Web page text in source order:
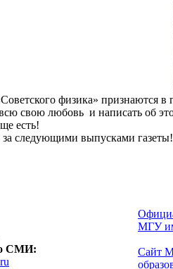
физика» признаются в
свою любовь и написать об
есть!
следующими выпусками газеты!
СМИ:
МГУ
Сайт